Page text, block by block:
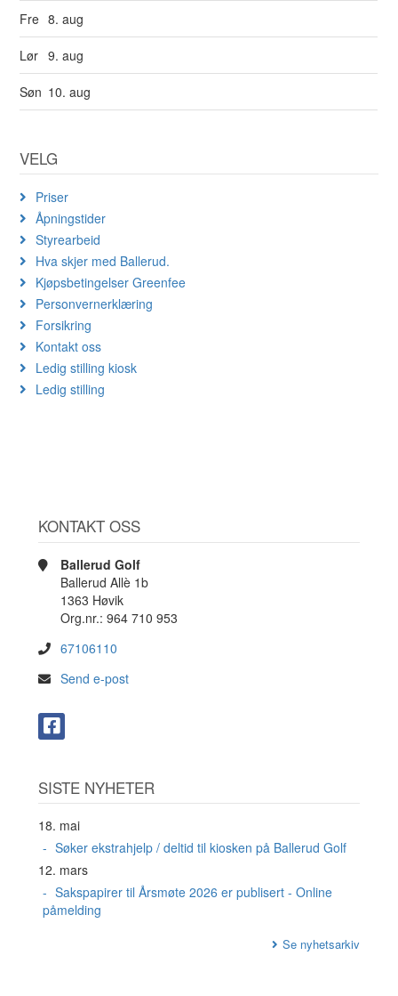
Fre 8. aug
Lør 9. aug
Søn 10. aug
VELG
Priser
Åpningstider
Styrearbeid
Hva skjer med Ballerud.
Kjøpsbetingelser Greenfee
Personvernerklæring
Forsikring
Kontakt oss
Ledig stilling kiosk
Ledig stilling
KONTAKT OSS
Ballerud Golf
Ballerud Allè 1b
1363 Høvik
Org.nr.: 964 710 953
67106110
Send e-post
SISTE NYHETER
18. mai
Søker ekstrahjelp / deltid til kiosken på Ballerud Golf
12. mars
Sakspapirer til Årsmøte 2026 er publisert - Online
påmelding
Se nyhetsarkiv